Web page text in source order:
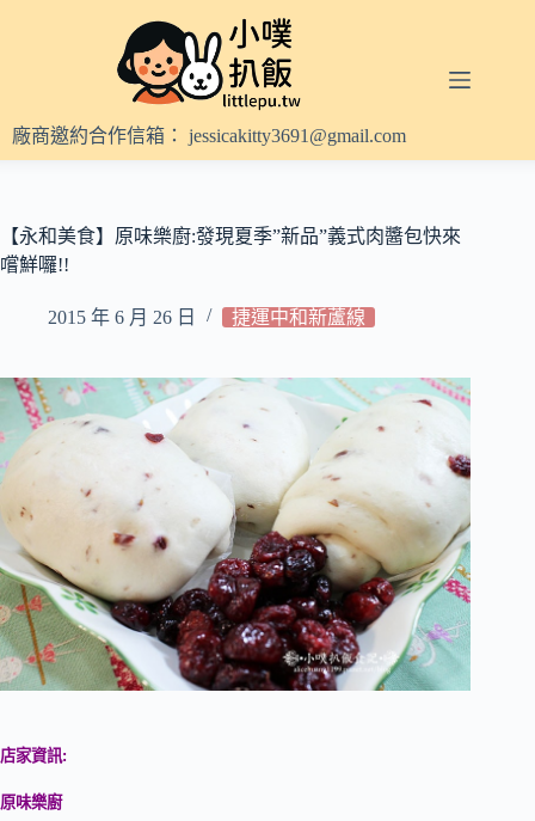
內
容
廠商邀約合作信箱： jessicakitty3691@gmail.com
【永和美食】原味樂廚:發現夏季”新品”義式肉醬包快來
嚐鮮囉!!
2015 年 6 月 26 日 捷運中和新蘆線
店家資訊:
原味樂廚